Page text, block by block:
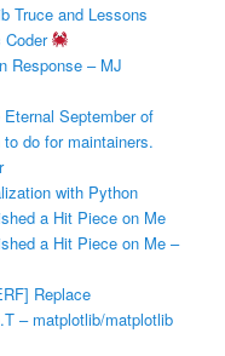
Truce and Lessons
Coder
Response – MJ
September of
do for maintainers.
with Python
a Hit Piece on Me
a Hit Piece on Me –
Replace
– matplotlib/matplotlib